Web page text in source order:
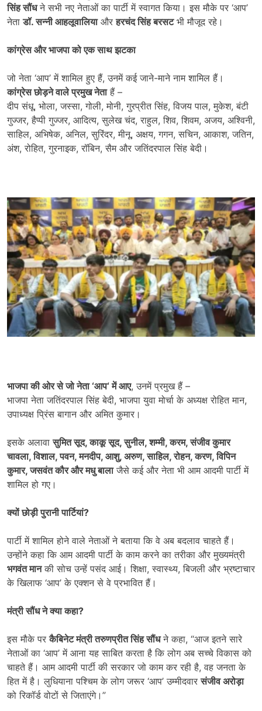
सिंह सौंधने सभी नए नेताओं का पार्टी में स्वागत किया। इस मौके पर ‘आप’
नेताडॉ. सन्नी आहलूवालियाऔरहरचंद सिंह बरसटभी मौजूद रहे।
कांग्रेस और भाजपा को एक साथ झटका
जो नेता ‘आप’ में शामिल हुए हैं, उनमें कई जाने-माने नाम शामिल हैं।
कांग्रेस छोड़ने वाले प्रमुख नेताहैं –
दीप संधू, भोला, जस्सा, गोली, मोनी, गुरप्रीत सिंह, विजय पाल, मुकेश, बंटी
गुज्जर, हैप्पी गुज्जर, आदित्य, सुलेख चंद, राहुल, शिव, शिवम, अजय, अश्विनी,
साहिल, अभिषेक, अनिल, सुरिंदर, मीनू, अक्षय, गगन, सचिन, आकाश, जतिन,
अंश, रोहित, गुरनाइक, रॉबिन, सैम और जतिंदरपाल सिंह बेदी।
भाजपा की ओर से जो नेता ‘आप‘में आए, उनमें प्रमुख हैं –
भाजपा नेता जतिंदरपाल सिंह बेदी, भाजपा युवा मोर्चा के अध्यक्ष रोहित मान,
उपाध्यक्ष प्रिंस बागान और अमित कुमार।
इसके अलावासुमित सूद,काकू सूद,सुनील,शम्मी,करम,संजीव कुमार
चावला,विशाल,पवन,मनदीप, आशु, अरुण,साहिल,रोहन,करण,विपिन
कुमार,जसवंत कौर और मधु बालाजैसे कई और नेता भी आम आदमी पार्टी में
शामिल हो गए।
क्यों छोड़ी पुरानी पार्टियां?
पार्टी में शामिल होने वाले नेताओं ने बताया कि वे अब बदलाव चाहते हैं।
उन्होंने कहा कि आम आदमी पार्टी के काम करने का तरीका और मुख्यमंत्री
भगवंत मानकी सोच उन्हें पसंद आई। शिक्षा, स्वास्थ्य, बिजली और भ्रष्टाचार
के खिलाफ ‘आप’ के एक्शन से वे प्रभावित हैं।
मंत्री सौंध ने क्या कहा?
इस मौके परकैबिनेट मंत्री तरुणप्रीत सिंह सौंधने कहा, “आज इतने सारे
नेताओं का ‘आप’ में आना यह साबित करता है कि लोग अब सच्चे विकास को
चाहते हैं। आम आदमी पार्टी की सरकार जो काम कर रही है, वह जनता के
हित में है। लुधियाना पश्चिम के लोग जरूर ‘आप’ उम्मीदवारसंजीव अरोड़ा
को रिकॉर्ड वोटों से जिताएंगे।”